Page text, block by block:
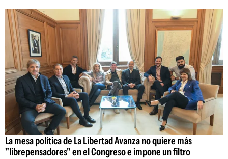
La mesa política de La Libertad Avanza no quiere más
"librepensadores" en el Congreso e impone un filtro